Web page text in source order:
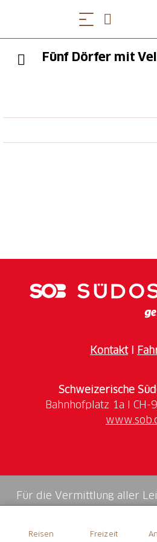
Reisen Freizeit
Fünf Dörfer mit
KontaktI
Schweizerische
Für die Vermittlung aller